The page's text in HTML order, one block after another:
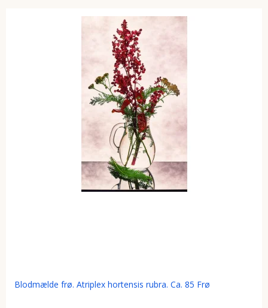
Blodmælde frø. Atriplex hortensis rubra. Ca. 85 Frø